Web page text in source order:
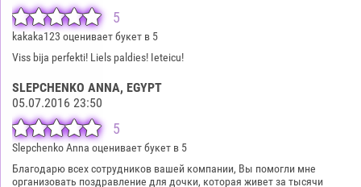
5
kakaka123 оценивает букет в 5
Viss bija perfekti! Liels paldies! Ieteicu!
SLEPCHENKO ANNA, EGYPT
05.07.2016 23:50
5
Slepchenko Anna оценивает букет в 5
Благодарю всех сотрудников вашей компании, Вы помогли мне
организовать поздравление для дочки, которая живет за тысячи